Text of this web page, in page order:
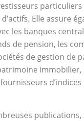
Elle assure
les banques
de pension, les
de gestion de
immobilier,
publications,